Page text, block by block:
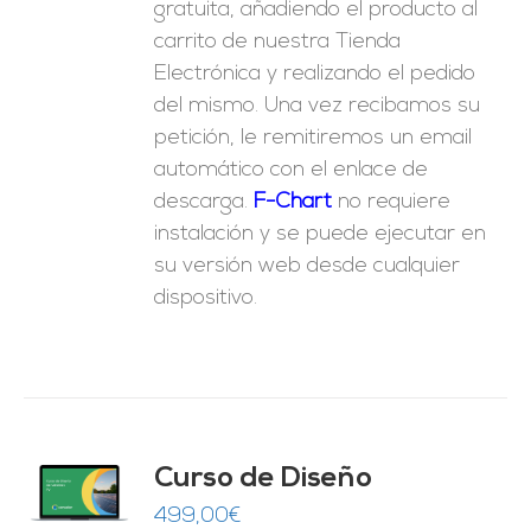
gratuita, añadiendo el producto al
carrito de nuestra Tienda
Electrónica y realizando el pedido
del mismo. Una vez recibamos su
petición, le remitiremos un email
automático con el enlace de
descarga. F-Chart no requiere
instalación y se puede ejecutar en
su versión web desde cualquier
dispositivo.
Curso de Diseño
499,00€